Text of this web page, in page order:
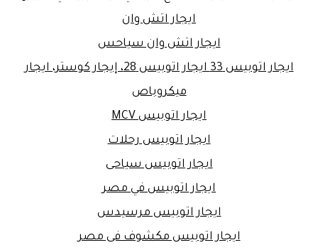
ايجار اتش وان
ايجار اتش وان سياحس
ايجار اتوبيس 33 ايجار اتوبيس 28، إيجار كوستر، ايجار
ميكروباص
ايجار اتوبيس MCV
ايجار اتوبيس رحلات
ايجار اتوبيس سياحى
ايجار اتوبيس في مصر
ايجار اتوبيس مرسيدس
ايجار اتوبيس مكشوف فى مصر